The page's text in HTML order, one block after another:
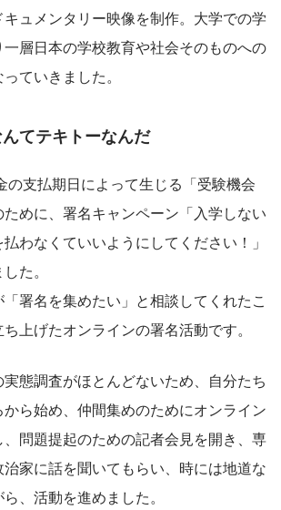
ュメンタリー映像を制作。大学での学
層日本の学校教育や社会そのものへの
ていきました。
てテキトーなんだ
の支払期日によって生じる「受験機会
めに、署名キャンペーン「入学しない
わなくていいようにしてください！」
た。
署名を集めたい」と相談してくれたこ
上げたオンラインの署名活動です。
態調査がほとんどないため、自分たち
ら始め、仲間集めのためにオンライン
問題提起のための記者会見を開き、専
家に話を聞いてもらい、時には地道な
、活動を進めました。